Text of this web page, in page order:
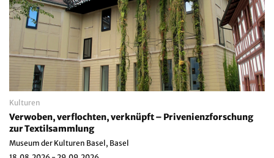
Kulturen
Verwoben, verflochten, verknüpft – Privenienzforschung
zur Textilsammlung
Museum der Kulturen Basel, Basel